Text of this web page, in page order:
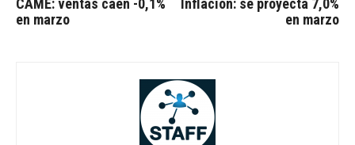
CAME: ventas caen -0,1%
en marzo
Inflación: se proyecta 7,0%
en marzo